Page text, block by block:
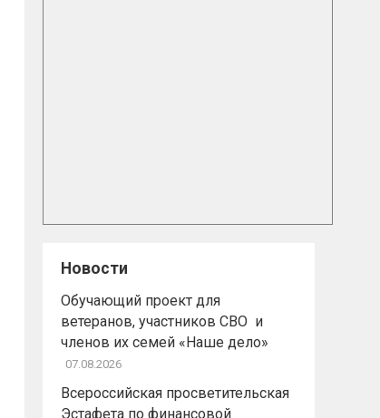
Новости
Обучающий проект для
ветеранов, участников СВО и
членов их семей «Наше дело»
07.08.2026
Всероссийская просветительская
Эстафета по финансовой